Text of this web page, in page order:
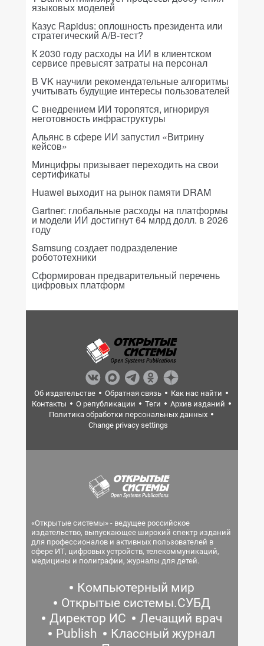
языковых моделей
Казус Rapidus: оплошность президента или
стратегический A/B-тест?
К 2030 году расходы на ИИ в клиентском
сервисе превысят затраты на персонал
В VK научили рекомендательные алгоритмы
учитывать будущие интересы пользователей
С внедрением ИИ торопятся, игнорируя
неготовность инфраструктуры
Альянс в сфере ИИ запустил «Витрину
кейсов»
Минцифры призывает переходить на свои
сертификаты
Huawei выходит на рынок памяти DRAM
Gartner: глобальные расходы на платформы
и модели ИИ достигнут 64 млрд долл. в 2026
году
Samsung создает подразделение
робототехники
Сформирован предварительный перечень
цифровых платформ
Об издательстве Обратная связь
Как нас найти
Контакты
О републикации Теги
Архив изданий
Политика обработки персональных данных
Change privacy settings
«Открытые системы» - ведущее российское
издательство, выпускающее широкий спектр изданий
для профессионалов и активных пользователей в
сфере ИТ, цифровых устройств, телекоммуникаций,
медицины и полиграфии, журналы для детей.
Компьютерный мир
Открытые системы.СУБД
Директор ИС
Лечащий врач
Publish
Классный журнал